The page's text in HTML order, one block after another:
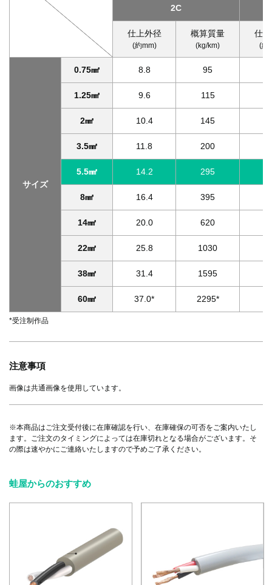
2C
仕上外径
(約mm)
概算質量
(kg/km)
仕
(約
サイズ
0.75㎟ 8.8 95
1.25㎟ 9.6 115
2㎟ 10.4 145
3.5㎟ 11.8 200
5.5㎟ 14.2 295
8㎟ 16.4 395
14㎟ 20.0 620
22㎟ 25.8 1030
38㎟ 31.4 1595
60㎟ 37.0* 2295*
*受注制作品
注意事項
画像は共通画像を使用しています。
※本商品はご注文受付後に在庫確認を行い、在庫確保の可否をご案内いたし
ます。ご注文のタイミングによっては在庫切れとなる場合がございます。そ
の際は速やかにご連絡いたしますので予めご了承ください。
蛙屋からのおすすめ